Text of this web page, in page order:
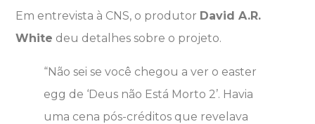
Em entrevista à CNS, o produtor David A.R.
White deu detalhes sobre o projeto.
“Não sei se você chegou a ver o easter
egg de ‘Deus não Está Morto 2’. Havia
uma cena pós-créditos que revelava